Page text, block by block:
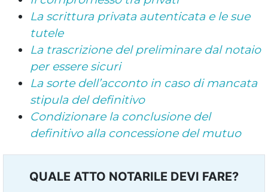
La scrittura privata autenticata e le sue
tutele
La trascrizione del preliminare dal notaio
per essere sicuri
La sorte dell’acconto in caso di mancata
stipula del definitivo
Condizionare la conclusione del
definitivo alla concessione del mutuo
QUALE ATTO NOTARILE DEVI FARE?